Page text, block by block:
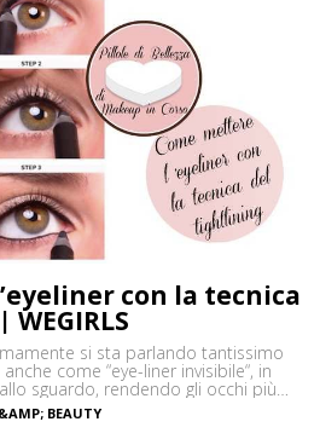
con la tecnica
si sta parlando tantissimo
come “eye-liner invisibile“, in
sguardo, rendendo gli occhi più
Ma di cosa si tratta precisamente?
e come farlo senza rischiare di
BEAUTY